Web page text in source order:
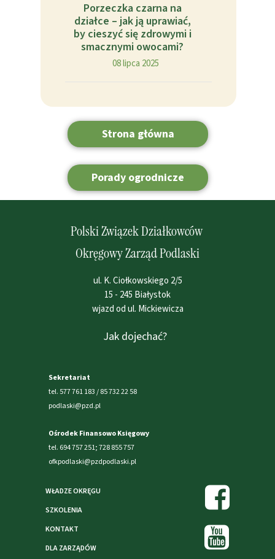
Porady ogrodnicze
Porzeczka czarna na
działce – jak ją uprawiać,
by cieszyć się zdrowymi i
smacznymi owocami?
08 lipca 2025
Strona główna
Jak dojechać?
Polski Związek Działkowców
Okręgowy Zarząd Podlaski
ul. K. Ciołkowskiego 2/5
15 - 245 Białystok
wjazd od ul. Mickiewicza
Sekretariat
tel. 577 761 183 / 85 732 22 58
podlaski@pzd.pl
Ośrodek Finansowo Księgowy
tel. 694 757 251; 728 855 757
ofkpodlaski@pzdpodlaski.pl
WŁADZE OKRĘGU
SZKOLENIA
KONTAKT
DLA ZARZĄDÓW